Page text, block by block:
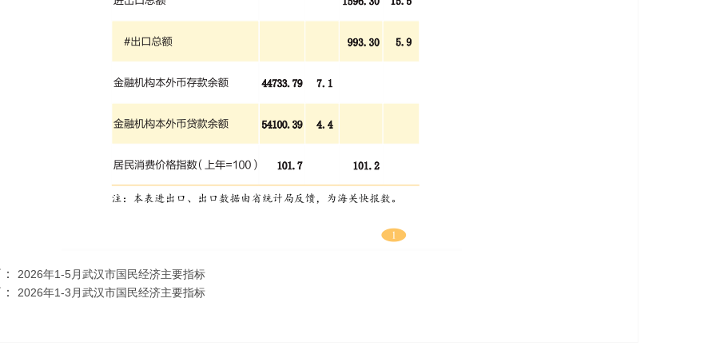
2026年1-5月武汉市国民经济主要指标
2026年1-3月武汉市国民经济主要指标